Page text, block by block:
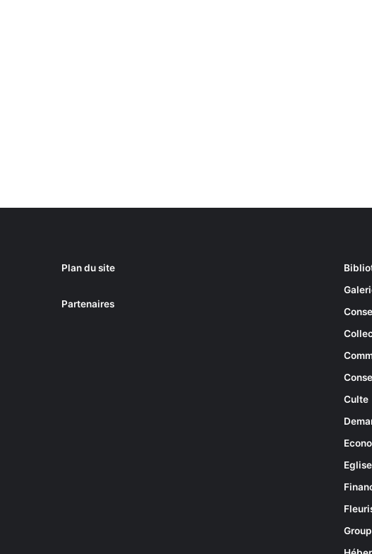
Plan du site
Partenaires
Culte
Eglise